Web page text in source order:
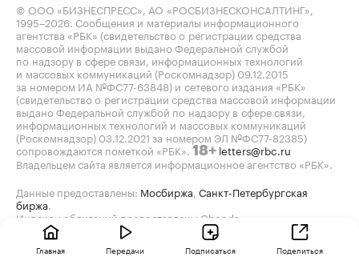
© ООО «БИЗНЕСПРЕСС», АО «РОСБИЗНЕСКОНСАЛТИНГ»,
1995–2026. Сообщения и материалы информационного
агентства «РБК» (свидетельство о регистрации средства
массовой информации выдано Федеральной службой
по надзору в сфере связи, информационных технологий
и массовых коммуникаций (Роскомнадзор) 09.12.2015
за номером ИА №ФС77-63848) и сетевого издания «РБК»
(свидетельство о регистрации средства массовой информации
выдано Федеральной службой по надзору в сфере связи,
информационных технологий и массовых коммуникаций
(Роскомнадзор) 03.12.2021 за номером ЭЛ №ФС77-82385)
сопровождаются пометкой «РБК». 18+ letters@rbc.ru
Владельцем сайта является информационное агентство «РБК».
Данные предоставлены: Мосбиржа, Санкт-Петербургская
биржа.
Индексы облигаций предоставлены Cbonds.
Главная Передачи Подписаться Поделиться